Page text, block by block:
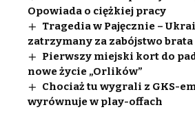
Opowiada o ciężkiej pracy
Tragedia w Pajęcznie –
zatrzymany za zabójstwo brata
Pierwszy miejski kort do
nowe życie „Orlików”
Chociaż tu wygrali z GKS-
wyrównuje w play-offach